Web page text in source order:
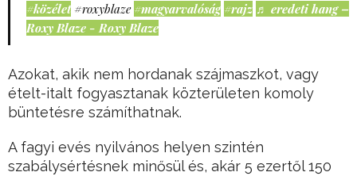
#közélet #roxyblaze #magyarvalóság #rajz ♬ eredeti hang –
Roxy Blaze - Roxy Blaze
Azokat, akik nem hordanak szájmaszkot, vagy
ételt-italt fogyasztanak közterületen komoly
büntetésre számíthatnak.
A fagyi evés nyilvános helyen szintén
szabálysértésnek minősül és, akár 5 ezertől 150